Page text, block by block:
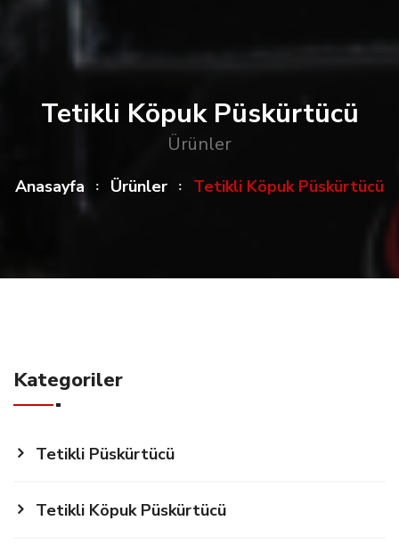
Tetikli Köpuk Püskürtücü
Ürünler
Anasayfa Ürünler Tetikli Köpuk Püskürtücü
Kategoriler
Tetikli Püskürtücü
Tetikli Köpuk Püskürtücü